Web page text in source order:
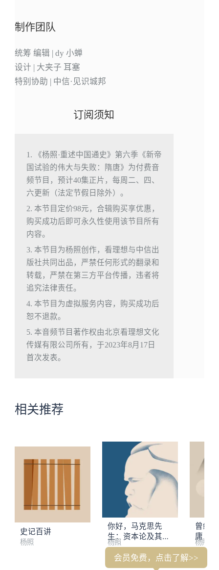
会员免费，点击了解>>
制作团队
统筹 编辑 | dy 小蝉
设计 | 大夹子 耳塞
特别协助 | 中信·见识城邦
订阅须知
1. 《杨照·重述中国通史》第六季《新帝
国试验的伟大与失败：隋唐》为付费音
频节目，预计40集正片，每周二、四、
六更新（法定节假日除外）。
2. 本节目定价98元，合辑购买享优惠，
购买成功后即可永久性使用该节目所有
内容。
3. 本节目为杨照创作，看理想与中信出
版社共同出品，严禁任何形式的翻录和
转载，严禁在第三方平台传播，违者将
追究法律责任。
4. 本节目为虚拟服务内容，购买成功后
恕不退款。
5. 本音频节目著作权由北京看理想文化
传媒有限公司所有，于2023年8月17日
首次发表。
相关推荐
史记百讲
杨照
你好，马克思先
生：资本论及其创
造的世界
杨照
曾经
庸
杨照